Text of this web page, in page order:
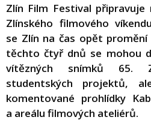
Zlín Film Festival
Zlínského filmového
se Zlín na čas opět
těchto čtyř dnů se mohou
vítězných snímků 65.
studentských projektů,
komentované prohlídky
a areálu filmových ateliérů.